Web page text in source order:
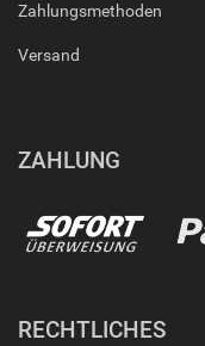
Zahlungsmethoden
Versand
ZAHLUNG
RECHTLICHES